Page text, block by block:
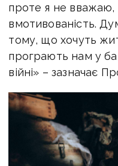
проте я не
вмотивованість.
тому, що хочуть
програють нам у
війні» – зазначає